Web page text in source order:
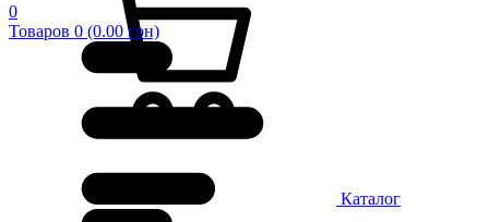
0
Товаров 0 (0.00 грн)
Каталог